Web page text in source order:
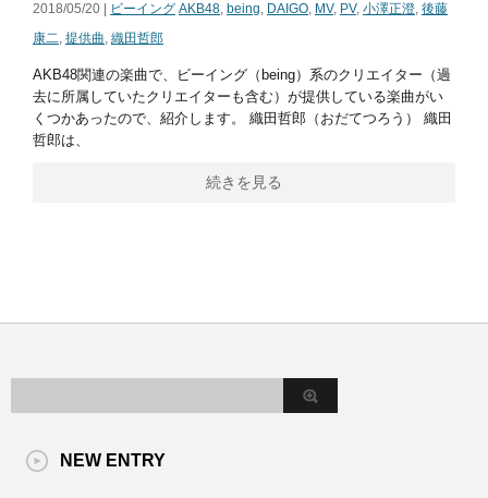
2018/05/20 | ビーイング AKB48, being, DAIGO, MV, PV, 小澤正澄, 後藤
康二, 提供曲, 織田哲郎
AKB48関連の楽曲で、ビーイング（being）系のクリエイター（過
去に所属していたクリエイターも含む）が提供している楽曲がい
くつかあったので、紹介します。 織田哲郎（おだてつろう） 織田
哲郎は、
続きを見る
NEW ENTRY